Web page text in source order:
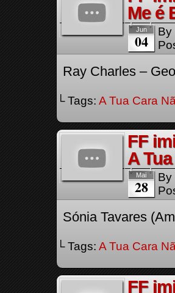
Me é
Jun
04
By
Ray Charles –
└ Tags: A Tua Cara
FF
A
Mai
28
By
Sónia Tavares
└ Tags: A Tua Cara
FF